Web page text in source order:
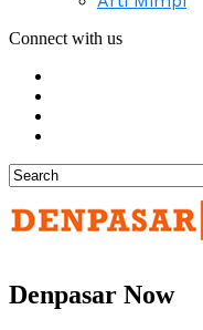
Connect with us
Denpasar Now